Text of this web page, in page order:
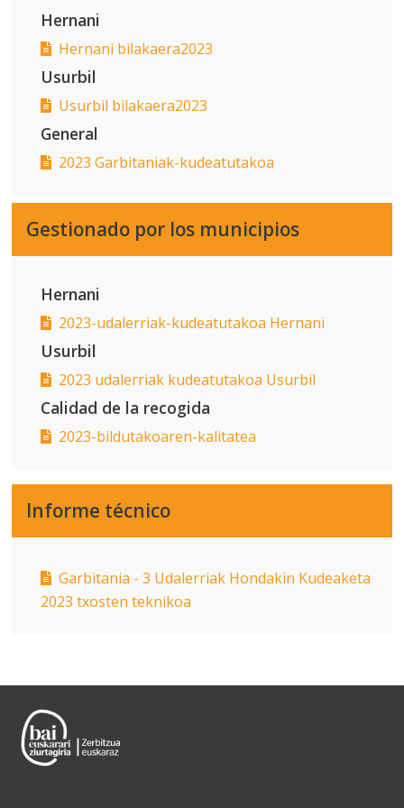
Hernani
Hernani bilakaera2023
Usurbil
Usurbil bilakaera2023
General
2023 Garbitaniak-kudeatutakoa
Gestionado por los municipios
Hernani
2023-udalerriak-kudeatutakoa Hernani
Usurbil
2023 udalerriak kudeatutakoa Usurbil
Calidad de la recogida
2023-bildutakoaren-kalitatea
Informe técnico
Garbitania - 3 Udalerriak Hondakin Kudeaketa
2023 txosten teknikoa